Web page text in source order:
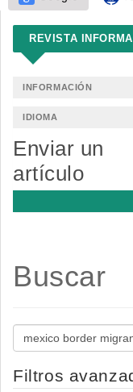
REVISTA
INFORMACIÓN
IDIOMA
Enviar un
artículo
Buscar
Buscar
artículos
Filtros